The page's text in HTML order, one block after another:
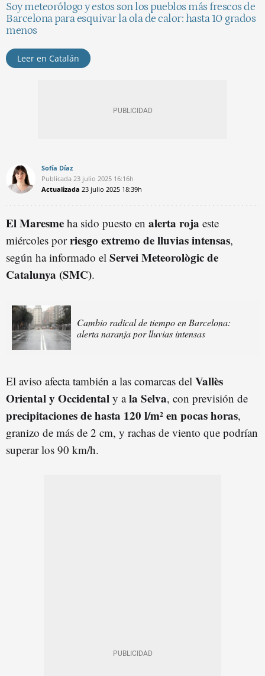
Soy meteorólogo y estos son los pueblos más frescos de
Barcelona para esquivar la ola de calor: hasta 10 grados
menos
Leer en Catalán
Sofía Díaz
Publicada 23 julio 2025 16:16h
Actualizada 23 julio 2025 18:39h
El Maresme ha sido puesto en alerta roja este
miércoles porriesgo extremo de lluvias intensas,
según ha informado el Servei Meteorològic de
Catalunya (SMC).
Cambio radical de tiempo en Barcelona:
alerta naranja por lluvias intensas
El aviso afecta también a las comarcas del Vallès
Oriental y Occidental y ala Selva, con previsión de
precipitaciones de hasta 120 l/m² en pocas horas,
granizo de más de 2 cm, y rachas de viento que podrían
superar los 90 km/h.